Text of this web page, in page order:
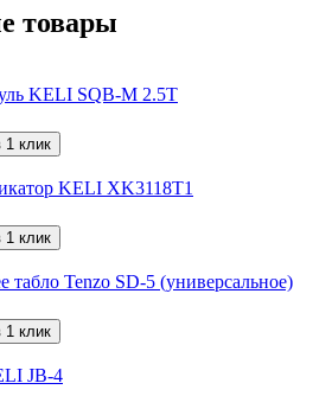
товары
KELI SQB-M 2.5T
1 клик
KELI XK3118T1
1 клик
Tenzo SD-5 (универсальное)
1 клик
JB-4